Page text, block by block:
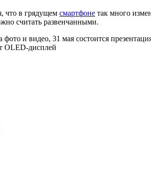
что в грядущем смартфоне так много
считать развенчанными.
фото и видео, 31 мая состоится
OLED-дисплей